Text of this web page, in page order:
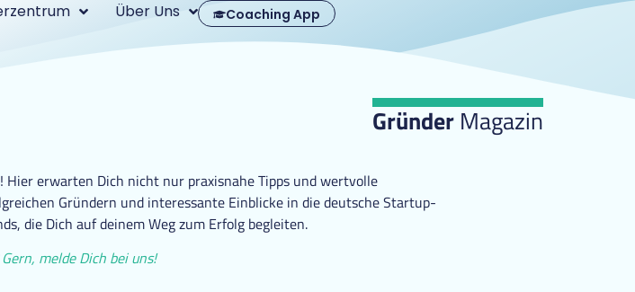
Über Uns Coaching App
Gründer Magazin
erwarten Dich nicht nur praxisnahe Tipps und wertvolle
Gründern und interessante Einblicke in die deutsche Startup-
die Dich auf deinem Weg zum Erfolg begleiten.
Gern, melde Dich bei uns!